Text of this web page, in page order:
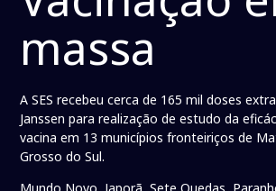
massa
A SES recebeu cerca de 165 mil doses
Janssen para realização de estudo da
vacina em 13 municípios fronteiriços de
Grosso do Sul.